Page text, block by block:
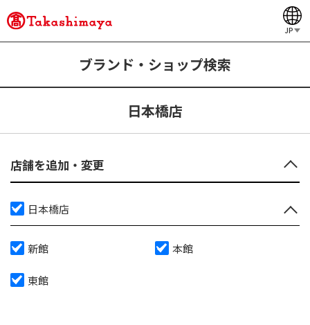
JP
ブランド・ショップ検索
日本橋店
店舗を追加・変更
日本橋店
新館 本館
東館